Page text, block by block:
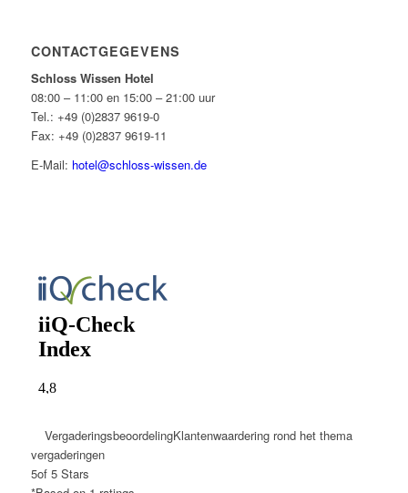
CONTACTGEGEVENS
Schloss Wissen Hotel
08:00 – 11:00 en 15:00 – 21:00 uur
Tel.: +49 (0)2837 9619-0
Fax: +49 (0)2837 9619-11
E-Mail: hotel@schloss-wissen.de
VergaderingsbeoordelingKlantenwaardering rond het thema
vergaderingen
5of 5 Stars